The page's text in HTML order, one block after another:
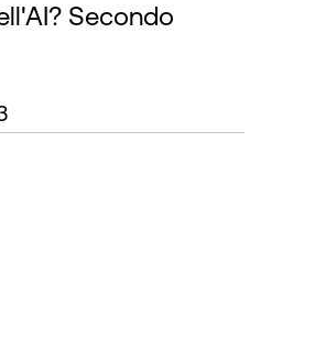
Secondo